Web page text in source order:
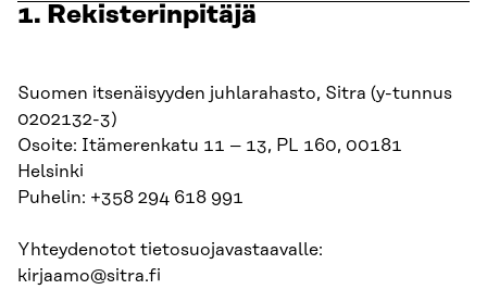
1. Rekisterinpitäjä
Suomen itsenäisyyden juhlarahasto, Sitra (y-tunnus
0202132-3)
Osoite: Itämerenkatu 11 – 13, PL 160, 00181
Helsinki
Puhelin: +358 294 618 991
Yhteydenotot tietosuojavastaavalle:
kirjaamo@sitra.fi